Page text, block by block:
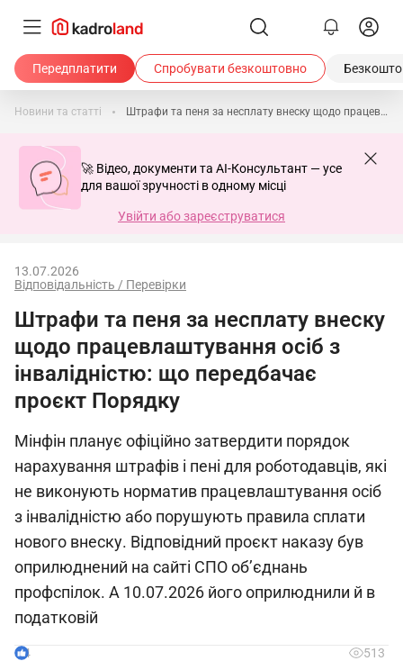
Передплатити Спробувати безкоштовно
Новини та статті Штрафи та пеня за несплату внеску щодо працевлаштування осіб з інвалідністю: що передбачає проєкт Порядку
🚀 Відео, документи та AI-Консультант — усе
для вашої зручності в одному місці
Увійти або зареєструватися
Відповідальність / Перевірки
13.07.2026
Штрафи та пеня за несплату внеску
щодо працевлаштування осіб з
інвалідністю: що передбачає
проєкт Порядку
Мінфін планує офіційно затвердити порядок
нарахування штрафів і пені для роботодавців, які
не виконують норматив працевлаштування осіб
з інвалідністю або порушують правила сплати
нового внеску. Відповідний проєкт наказу був
оприлюднений на сайті СПО об’єднань
профспілок. А 10.07.2026 його оприлюднили й в
податковій
4
513